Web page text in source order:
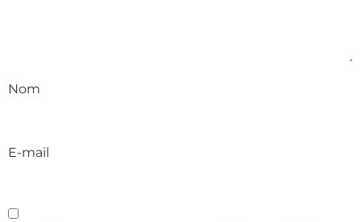
Nom
E-mail